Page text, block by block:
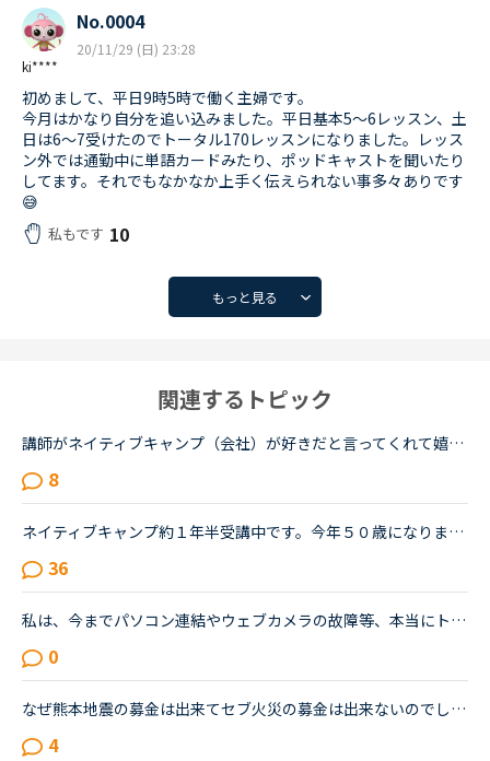
ki****
No.0004
20/11/29 (日) 23:28
初めまして、平日9時5時で働く主婦です。
今月はかなり自分を追い込みました。平日基本5〜6レッスン、土
日は6〜7受けたのでトータル170レッスンになりました。レッス
ン外では通勤中に単語カードみたり、ポッドキャストを聞いたり
してます。それでもなかなか上手く伝えられない事多々ありです
😅
私もです 10
もっと見る
関連するトピック
講師がネイティブキャンプ（会社）が好きだと言ってくれて嬉しかったです。ネイティブキャンプに入会してから５ケ月の間お世話になっている大好きな講師が言うにはネイティブキャンプはこれまで働いたESL（第二言...
8
ネイティブキャンプ約１年半受講中です。今年５０歳になりました若い頃から英語を話せる事に憧れていましたが子育てや仕事に追われ始められずにいました。ある日、おっとりしたパートの同僚が突然来店した外国人...
36
私は、今までパソコン連結やウェブカメラの故障等、本当にトラブルがいっぱいで・・・でも、ネイティブキャンプの方々から、たった一度も気分の悪い対応を受けたことがありません。買ったばかりのウェブカメラ故...
0
なぜ熊本地震の募金は出来てセブ火災の募金は出来ないのでしょうか？以前別の方が立てたトピックで <a href="https://nativecamp.net/user/message-board/detail/842" target="_blank">https://nativecamp.net/user/message-board/detail/842</a> セブの火災について <a href="http://www.sunstar.com.ph/cebu/loca..." target="_blank">http://www.sunstar.com.ph/cebu/loca...</a>
4